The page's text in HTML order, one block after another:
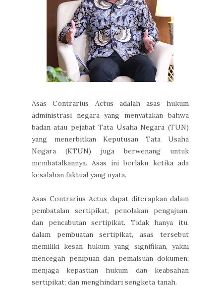
Asas Contrarius Actus adalah asas hukum
administrasi negara yang menyatakan bahwa
badan atau pejabat Tata Usaha Negara (TUN)
yang menerbitkan Keputusan Tata Usaha
Negara (KTUN) juga berwenang untuk
membatalkannya. Asas ini berlaku ketika ada
kesalahan faktual yang nyata.
Asas Contrarius Actus dapat diterapkan dalam
pembatalan sertipikat, penolakan pengajuan,
dan pencabutan sertipikat. Tidak hanya itu,
dalam pembuatan sertipikat, asas tersebut
memiliki kesan hukum yang signifikan, yakni
mencegah penipuan dan pemalsuan dokumen;
menjaga kepastian hukum dan keabsahan
sertipikat; dan menghindari sengketa tanah.